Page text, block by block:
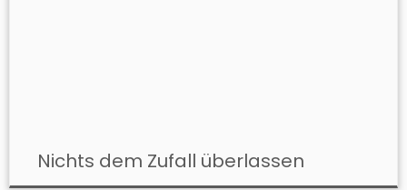
Nichts dem Zufall überlassen